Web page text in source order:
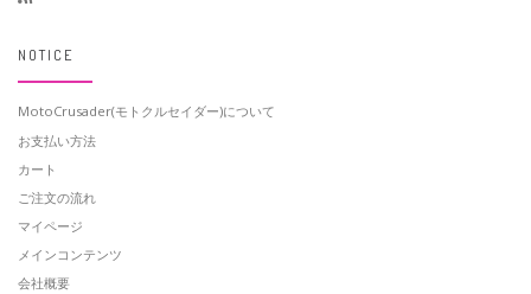
NOTICE
MotoCrusader(モトクルセイダー)について
お支払い方法
カート
ご注文の流れ
マイページ
メインコンテンツ
会社概要